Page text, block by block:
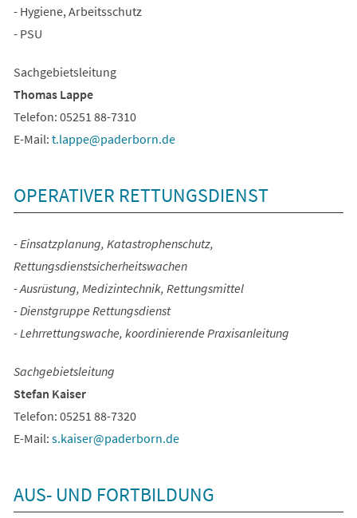
- Hygiene, Arbeitsschutz
- PSU
Sachgebietsleitung
Thomas Lappe
Telefon: 05251 88-7310
E-Mail: t.lappe paderborn de
OPERATIVER RETTUNGSDIENST
- Einsatzplanung, Katastrophenschutz,
Rettungsdienstsicherheitswachen
- Ausrüstung, Medizintechnik, Rettungsmittel
- Dienstgruppe Rettungsdienst
- Lehrrettungswache, koordinierende Praxisanleitung
Sachgebietsleitung
Stefan Kaiser
Telefon: 05251 88-7320
E-Mail: s.kaiser paderborn de
AUS- UND FORTBILDUNG